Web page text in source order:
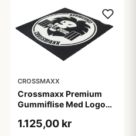
CROSSMAXX
Crossmaxx Premium
Gummiflise Med Logo
1.125,00 kr